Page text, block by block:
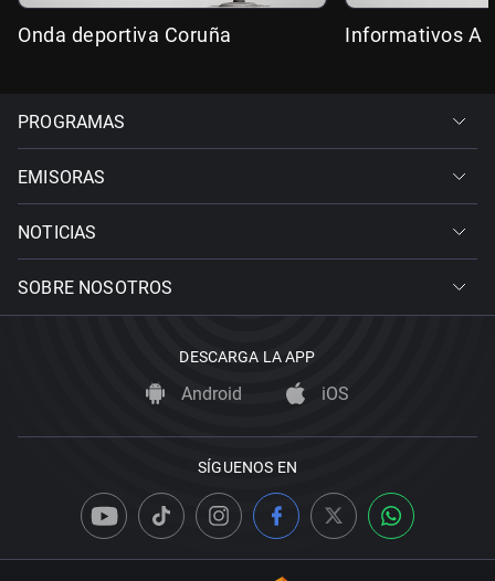
Onda deportiva Coruña Informativos A
PROGRAMAS
EMISORAS
NOTICIAS
SOBRE NOSOTROS
DESCARGA LA APP
Android iOS
SÍGUENOS EN